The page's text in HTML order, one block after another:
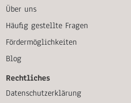
Über uns
Häufig gestellte Fragen
Fördermöglichkeiten
Blog
Rechtliches
Datenschutzerklärung